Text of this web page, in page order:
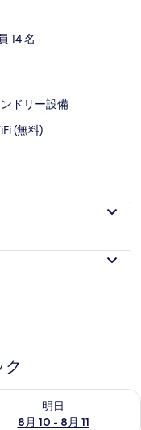
14 名
ドリー設備
(無料)
明日
8月 10 - 8月 11
10 - 8月 11 の空室状